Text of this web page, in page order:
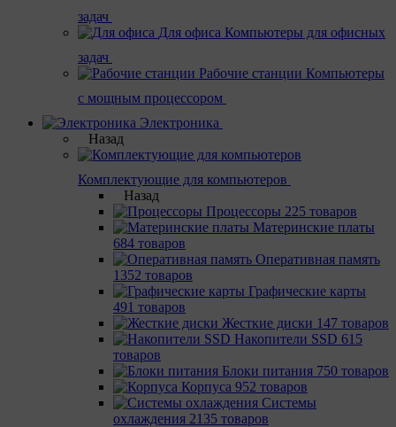
задач
Для офиса Компьютеры для офисных
задач
Рабочие станции Компьютеры
с мощным процессором
Электроника
Назад
Комплектующие для компьютеров
Назад
Процессоры 225 товаров
Материнcкие платы
684 товаров
Оперативная память
1352 товаров
Графические карты
491 товаров
Жесткие диски 147 товаров
Накопители SSD 615
товаров
Блоки питания 750 товаров
Корпуса 952 товаров
Системы
охлаждения 2135 товаров